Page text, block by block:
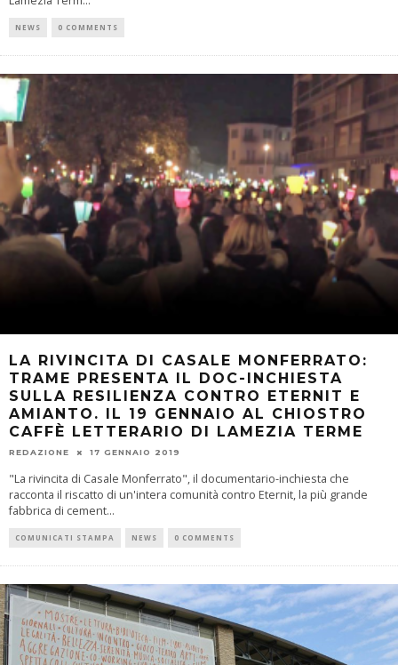
NEWS 0 COMMENTS
LA RIVINCITA DI CASALE MONFERRATO:
TRAME PRESENTA IL DOC-INCHIESTA
SULLA RESILIENZA CONTRO ETERNIT E
AMIANTO. IL 19 GENNAIO AL CHIOSTRO
CAFFÈ LETTERARIO DI LAMEZIA TERME
REDAZIONE 17 GENNAIO 2019
"La rivincita di Casale Monferrato", il documentario-inchiesta che
racconta il riscatto di un'intera comunità contro Eternit, la più grande
fabbrica di cement...
COMUNICATI STAMPA NEWS 0 COMMENTS